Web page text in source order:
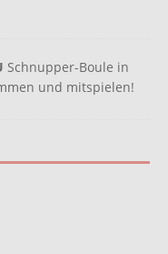
Schnupper-Boule in
und mitspielen!